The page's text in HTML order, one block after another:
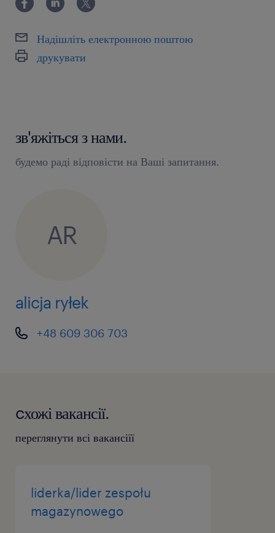
Надішліть електронною поштою
друкувати
зв'яжіться з нами.
будемо раді відповісти на Ваші запитання.
AR
alicja ryłek
+48 609 306 703
cхожі вакансії.
переглянути всі вакансіїї
liderka/lider zespołu
magazynowego